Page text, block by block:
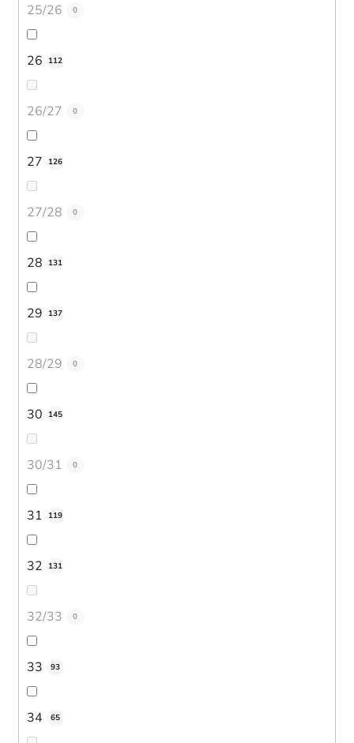
25/26 0
26 112
26/27 0
27 126
27/28 0
28 131
29 137
28/29 0
30 145
30/31 0
31 119
32 131
32/33 0
33 93
34 65